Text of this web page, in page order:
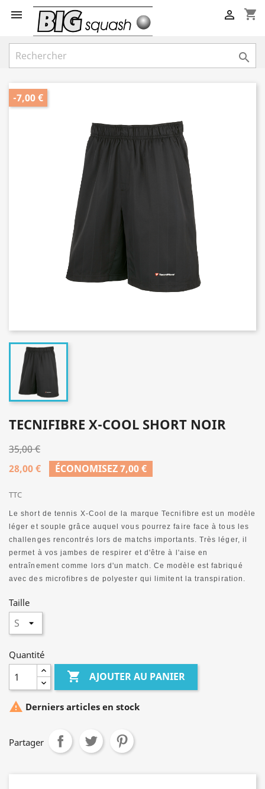
 shopping_cart


-7,00 €
TECNIFIBRE X-COOL SHORT NOIR
35,00 €
28,00 €
ÉCONOMISEZ 7,00 €
TTC
Le short de tennis X-Cool de la marque Tecnifibre est un modèle
léger et souple grâce auquel vous pourrez faire face à tous les
challenges rencontrés lors de matchs importants. Très léger, il
permet à vos jambes de respirer et d'être à l'aise en
entraînement comme lors d'un match. Ce modèle est fabriqué
avec des microfibres de polyester qui limitent la transpiration.
Taille
Quantité
 AJOUTER AU PANIER
 Derniers articles en stock
Partager